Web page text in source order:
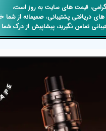
قیمت های سایت به روز است،
دریافتی پشتیبانی، صمیمانه از شما
تماس نگیرید، پیشاپیش از درک شما